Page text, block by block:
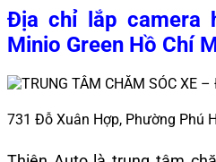
Địa chỉ lắp camera
Minio Green Hồ Chí
731 Đỗ Xuân Hợp, Phường Phú